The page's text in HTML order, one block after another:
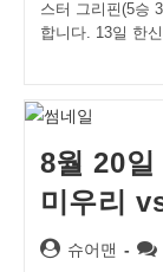
스터 그리핀(5승
합니다. 13일 한
8월 20
미우리
Post슈어맨